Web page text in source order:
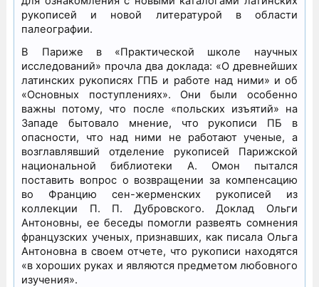
рукописей и новой литературой в области
палеографии.
В Париже в «Практической школе научных
исследований» прочла два доклада: «О древнейших
латинских рукописях ГПБ и работе над ними» и об
«Основных поступлениях». Они были особенно
важны потому, что после «польских изъятий» на
Западе бытовало мнение, что рукописи ПБ в
опасности, что над ними не работают ученые, а
возглавлявший отделение рукописей Парижской
национальной библиотеки А. Омон пытался
поставить вопрос о возвращении за компенсацию
во Францию сен-жерменских рукописей из
коллекции П. П. Дубровского. Доклад Ольги
Антоновны, ее беседы помогли развеять сомнения
французских ученых, признавших, как писала Ольга
Антоновна в своем отчете, что рукописи находятся
«в хороших руках и являются предметом любовного
изучения».